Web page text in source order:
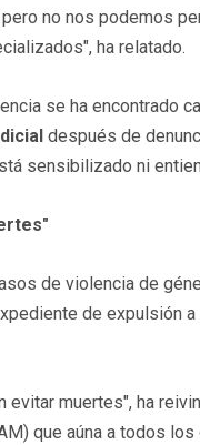
no nos podemos
ha relatado.
se ha encontrado
después de
sensibilizado ni
de violencia de
de expulsión a
muertes", ha
que aúna a todos